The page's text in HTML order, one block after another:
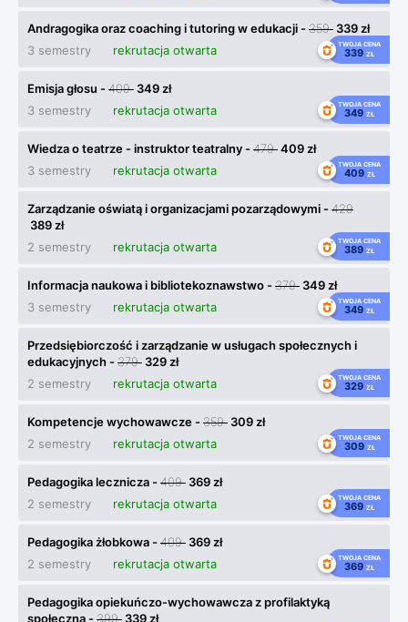
Andragogika oraz coaching i tutoring w edukacji -359 339 zł
3 semestry
rekrutacja otwarta TWOJA CENA
339 ZŁ
Emisja głosu -409 349 zł
3 semestry
rekrutacja otwarta TWOJA CENA
349 ZŁ
Wiedza o teatrze - instruktor teatralny -479409 zł
3 semestry
rekrutacja otwarta TWOJA CENA
409 ZŁ
Zarządzanie oświatą i organizacjami pozarządowymi -429
389 zł
2 semestry
rekrutacja otwarta TWOJA CENA
389 ZŁ
Informacja naukowa i bibliotekoznawstwo -379 349 zł
3 semestry
rekrutacja otwarta TWOJA CENA
349 ZŁ
Przedsiębiorczość i zarządzanie w usługach społecznych i
edukacyjnych -379 329 zł
2 semestry
rekrutacja otwarta TWOJA CENA
329 ZŁ
Kompetencje wychowawcze -359 309 zł
2 semestry
rekrutacja otwarta TWOJA CENA
309 ZŁ
Pedagogika lecznicza -409 369 zł
2 semestry
rekrutacja otwarta TWOJA CENA
369 ZŁ
Pedagogika żłobkowa -409 369 zł
2 semestry
rekrutacja otwarta TWOJA CENA
369 ZŁ
Pedagogika opiekuńczo-wychowawcza z profilaktyką
społeczną -399 339 zł